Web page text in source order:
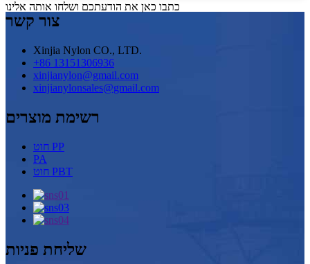
כתבו כאן את הודעתכם ושלחו אותה אלינו
צור קשר
Xinjia Nylon CO., LTD.
+86 13151306936
xinjianylon@gmail.com
xinjianylonsales@gmail.com
רשימת מוצרים
חוט PP
PA
חוט PBT
שליחת פניות